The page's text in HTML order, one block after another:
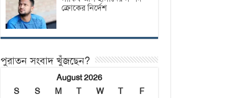
ক্রোকের নির্দেশ
পুরাতন সংবাদ খুঁজছেন?
August 2026
S
S M T W T
F